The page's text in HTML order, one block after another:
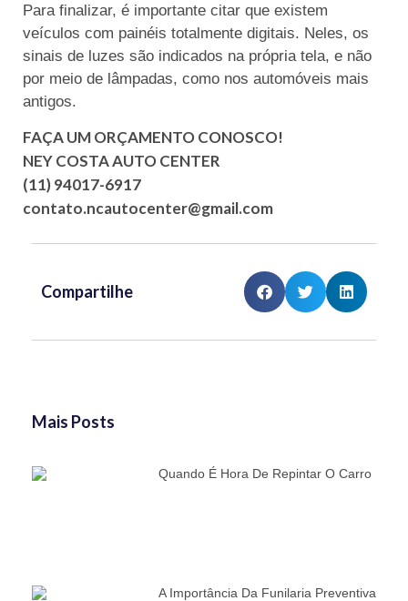
Para finalizar, é importante citar que existem
veículos com painéis totalmente digitais. Neles, os
sinais de luzes são indicados na própria tela, e não
por meio de lâmpadas, como nos automóveis mais
antigos.
FAÇA UM ORÇAMENTO CONOSCO!
NEY COSTA AUTO CENTER
(11) 94017-6917
contato.ncautocenter@gmail.com
Compartilhe
Mais Posts
Quando É Hora De Repintar O Carro
A Importância Da Funilaria Preventiva